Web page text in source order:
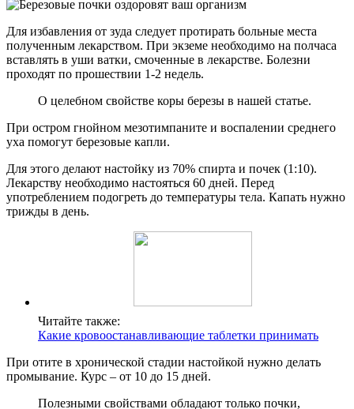
Для избавления от зуда следует протирать больные места
полученным лекарством. При экземе необходимо на полчаса
вставлять в уши ватки, смоченные в лекарстве. Болезни
проходят по прошествии 1-2 недель.
О целебном свойстве коры березы в нашей статье.
При остром гнойном мезотимпаните и воспалении среднего
уха помогут березовые капли.
Для этого делают настойку из 70% спирта и почек (1:10).
Лекарству необходимо настояться 60 дней. Перед
употреблением подогреть до температуры тела. Капать нужно
трижды в день.
Читайте также:
Какие кровоостанавливающие таблетки принимать
При отите в хронической стадии настойкой нужно делать
промывание. Курс – от 10 до 15 дней.
Полезными свойствами обладают только почки,